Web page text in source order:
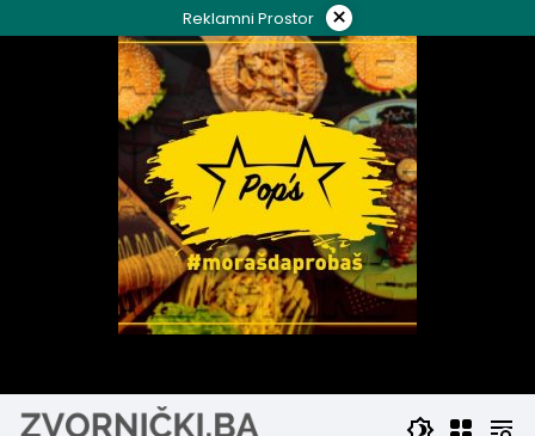
to
Reklamni Prostor ×